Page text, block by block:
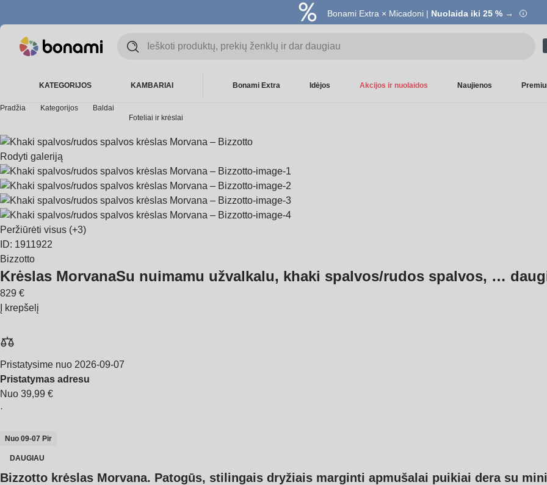
Bonami Extra × Micadoni | Nuolaida iki 25 % →
KATEGORIJOS KAMBARIAI Bonami Extra Idėjos Akcijos ir nuolaidos Naujienos
Pradžia Kategorijos
Baldai
Foteliai ir krėslai
Rodyti galeriją
Peržiūrėti visus (+3)
ID: 1911922
Bizzotto
Krėslas MorvanaSu nuimamu užvalkalu, khaki spalvos/rudos spalvos, …
829 €
Į krepšelį
Pristatysime nuo 2026‑09‑07
Pristatymas adresu
Nuo 39,99 €
·
Nuo 09‑07 Pir
DAUGIAU
Bizzotto krėslas Morvana. Patogūs, stilingais dryžiais marginti apmušalai puikiai dera su